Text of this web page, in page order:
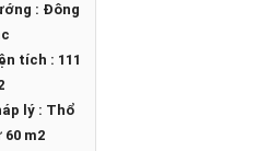
: Đông
tích : 111
lý : Thổ
60 m2